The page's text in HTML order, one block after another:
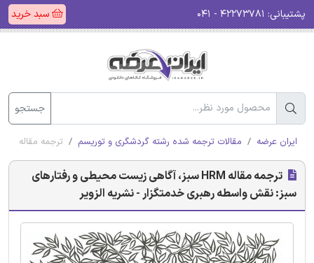
پشتیبانی: سبد خرید
جستجو
ایران عرضه مقالات ترجمه شده رشته گردشگری و توریسم ترجمه مقاله HRM سبز، آگاهی زیست محیطی و رفتارهای سبز: نقش واسطه رهبری خدمتگزار - نشریه الزویر
ترجمه مقاله HRM سبز، آگاهی زیست محیطی و رفتارهای
سبز: نقش واسطه رهبری خدمتگزار - نشریه الزویر